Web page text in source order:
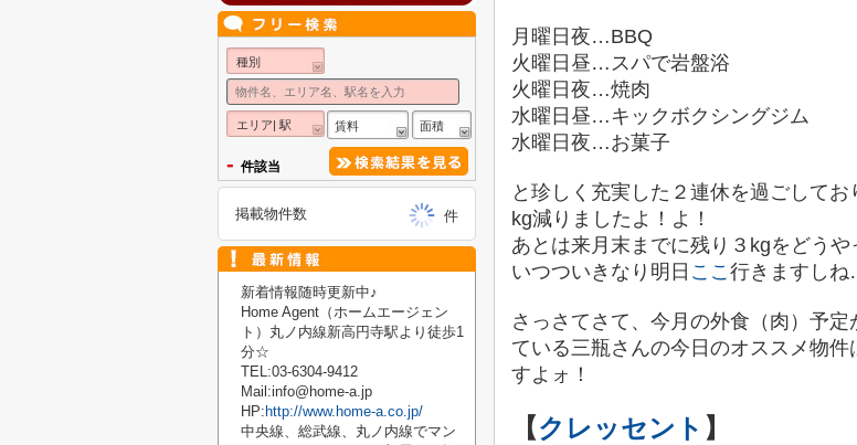
月曜日夜…BBQ
火曜日昼…スパで岩盤浴
火曜日夜…焼肉
水曜日昼…キックボクシングジム
水曜日夜…お菓子
と珍しく充実した２連休を過ごしてお
kg減りましたよ！よ！
あとは来月末までに残り３kgをどう
いつついきなり明日 ここ行きますしね
さっさてさて、今月の外食（肉）予定
ている三瓶さんの今日のオススメ物件
すよォ！
【クレッセント 】
種別
エリア| 駅 賃料 面積
- 件該当
掲載物件数 件
新着情報随時更新中♪
Home Agent （ホームエージェン
ト）丸ノ内線新高円寺駅より徒歩1
分☆
TEL:03-6304-9412
Mail:info@home-a.jp
HP: http://www.home-a.co.jp/
中央線、総武線、丸ノ内線でマン